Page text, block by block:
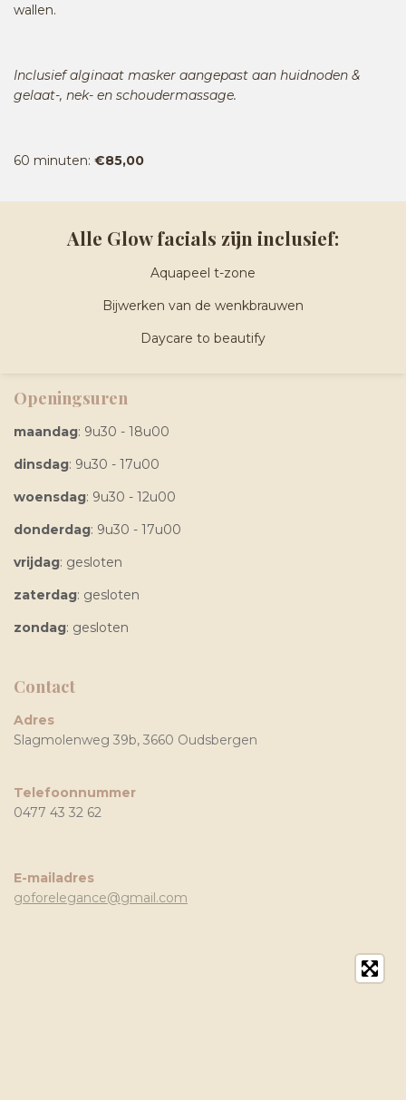
wallen.
Inclusief alginaat masker aangepast aan huidnoden &
gelaat-, nek- en schoudermassage.
60 minuten: €85,00
Alle Glow facials zijn inclusief:
Aquapeel t-zone
Bijwerken van de wenkbrauwen
Daycare to beautify
Openingsuren
maandag: 9u30 - 18u00
dinsdag: 9u30 - 17u00
woensdag: 9u30 - 12u00
donderdag: 9u30 - 17u00
vrijdag: gesloten
zaterdag: gesloten
zondag: gesloten
Contact
Adres
Slagmolenweg 39b, 3660 Oudsbergen
Telefoonnummer
0477 43 32 62
E-mailadres
goforelegance@gmail.com